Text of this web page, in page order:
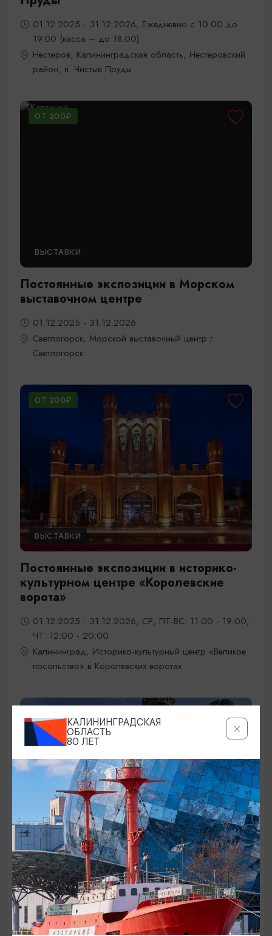
01.12.2025 - 31.12.2026, Ежедневно с 10.00 до
19.00 (касса – до 18.00)
Нестеров, Калининградская область, Нестеровский
район, п. Чистые Пруды
ОТ 200₽
ВЫСТАВКИ
Постоянные экспозиции в Морском
выставочном центре
01.12.2025 - 31.12.2026
Светлогорск, Морской выставочный центр г.
Светлогорск
ОТ 200₽
ВЫСТАВКИ
Постоянные экспозиции в историко-
культурном центре «Королевские
ворота»
01.12.2025 - 31.12.2026, СР, ПТ-ВС: 11:00 - 19:00,
ЧТ: 12:00 - 20:00
Калининград, Историко-культурный центр «Великое
посольство» в Королевских воротах
ВЫСТАВКИ
Постоянные экспозиции в историко-
культурном центре
«Фридрихсбургские ворота»
КАЛИНИНГРАДСКАЯ
ОБЛАСТЬ
80 ЛЕТ